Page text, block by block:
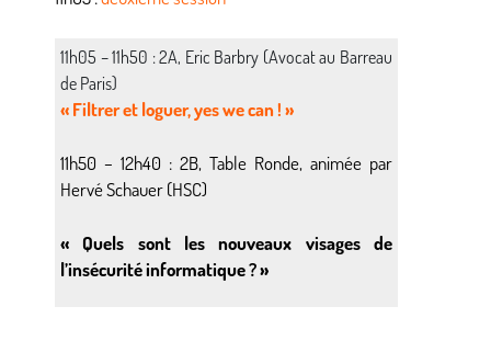
11h05 – 11h50 : 2A, Eric Barbry (Avocat au Barreau
de Paris)
« Filtrer et loguer, yes we can ! »
11h50 – 12h40 : 2B, Table Ronde, animée par
Hervé Schauer (HSC)
« Quels sont les nouveaux visages de
l’insécurité informatique ? »